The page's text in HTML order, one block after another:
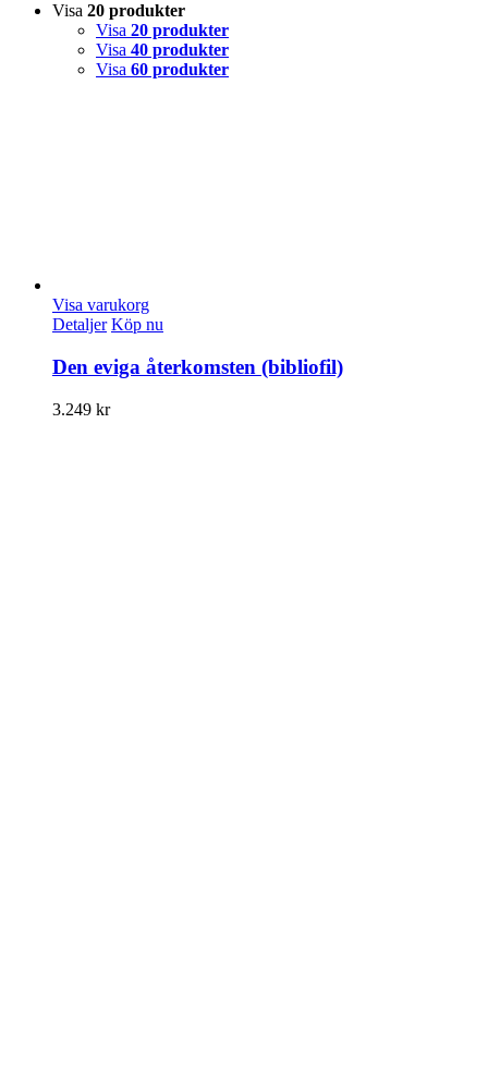
Visa 20 produkter
Visa 20 produkter
Visa 40 produkter
Visa 60 produkter
Visa varukorg
Detaljer Köp nu
Den eviga återkomsten (bibliofil)
3.249 kr